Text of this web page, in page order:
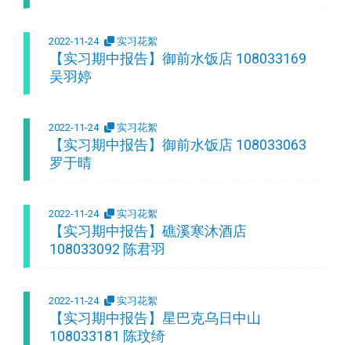
2022-11-24 实习花絮
【实习期中报告】御前水饭店 108033169
吴羽婷
2022-11-24 实习花絮
【实习期中报告】御前水饭店 108033063
罗于晴
2022-11-24 实习花絮
【实习期中报告】礁溪寒沐酒店
108033092 陈君羽
2022-11-24 实习花絮
【实习期中报告】星巴克乌日中山
108033181 陈玟绮